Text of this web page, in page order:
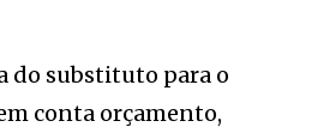
do substituto para o
conta orçamento,